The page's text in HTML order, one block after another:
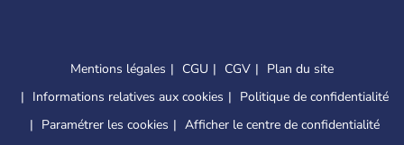
Mentions légales CGU CGV
Plan du site
Informations relatives aux cookies
Politique de confidentialité
Paramétrer les cookies
Afficher le centre de confidentialité